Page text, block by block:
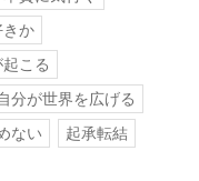
きか
こる
分が世界を広げる
ない 起承転結